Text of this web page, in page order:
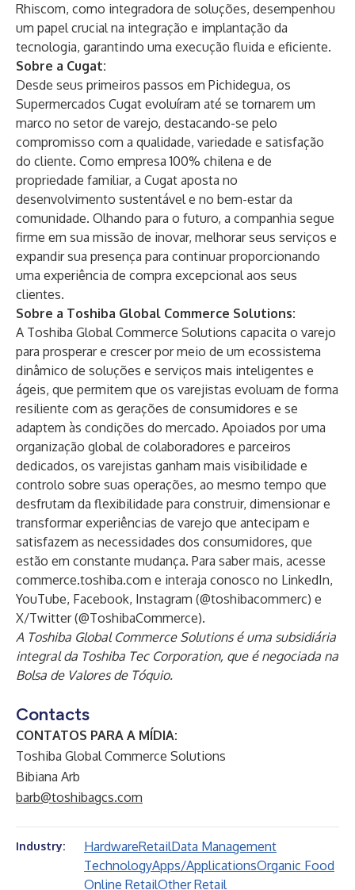
Rhiscom, como integradora de soluções, desempenhou
um papel crucial na integração e implantação da
tecnologia, garantindo uma execução fluida e eficiente.
Sobre a Cugat:
Desde seus primeiros passos em Pichidegua, os
Supermercados Cugat evoluíram até se tornarem um
marco no setor de varejo, destacando-se pelo
compromisso com a qualidade, variedade e satisfação
do cliente. Como empresa 100% chilena e de
propriedade familiar, a Cugat aposta no
desenvolvimento sustentável e no bem-estar da
comunidade. Olhando para o futuro, a companhia segue
firme em sua missão de inovar, melhorar seus serviços e
expandir sua presença para continuar proporcionando
uma experiência de compra excepcional aos seus
clientes.
Sobre a Toshiba Global Commerce Solutions:
A Toshiba Global Commerce Solutions capacita o varejo
para prosperar e crescer por meio de um ecossistema
dinâmico de soluções e serviços mais inteligentes e
ágeis, que permitem que os varejistas evoluam de forma
resiliente com as gerações de consumidores e se
adaptem às condições do mercado. Apoiados por uma
organização global de colaboradores e parceiros
dedicados, os varejistas ganham mais visibilidade e
controlo sobre suas operações, ao mesmo tempo que
desfrutam da flexibilidade para construir, dimensionar e
transformar experiências de varejo que antecipam e
satisfazem as necessidades dos consumidores, que
estão em constante mudança. Para saber mais, acesse
commerce.toshiba.com e interaja conosco no LinkedIn,
YouTube, Facebook, Instagram (@toshibacommerc) e
X/Twitter(@ToshibaCommerce).
A Toshiba Global Commerce Solutions é uma subsidiária
integral da Toshiba Tec Corporation, que é negociada na
Bolsa de Valores de Tóquio.
Contacts
CONTATOS PARA A MÍDIA:
Toshiba Global Commerce Solutions
Bibiana Arb
barb@toshibagcs.com
Industry: HardwareRetailData Management
TechnologyApps/ApplicationsOrganic Food
Online RetailOther Retail